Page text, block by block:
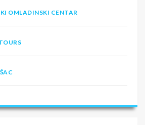
OMLADINSKI CENTAR